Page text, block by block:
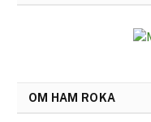
OM HAM ROKA